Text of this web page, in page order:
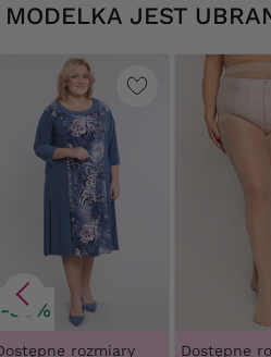
MODELKA JEST
-30%
rozmiary Dostępne